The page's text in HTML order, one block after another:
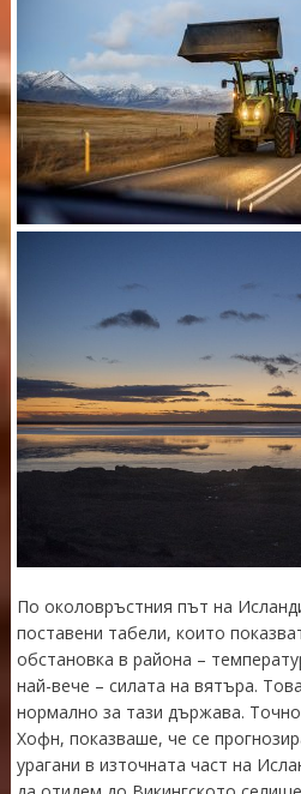
По околовръстния път на
поставени табели, които
обстановка в района –
най-вече – силата на вятъра.
нормално за тази държава.
Хофн, показваше, че се
урагани в източната част на